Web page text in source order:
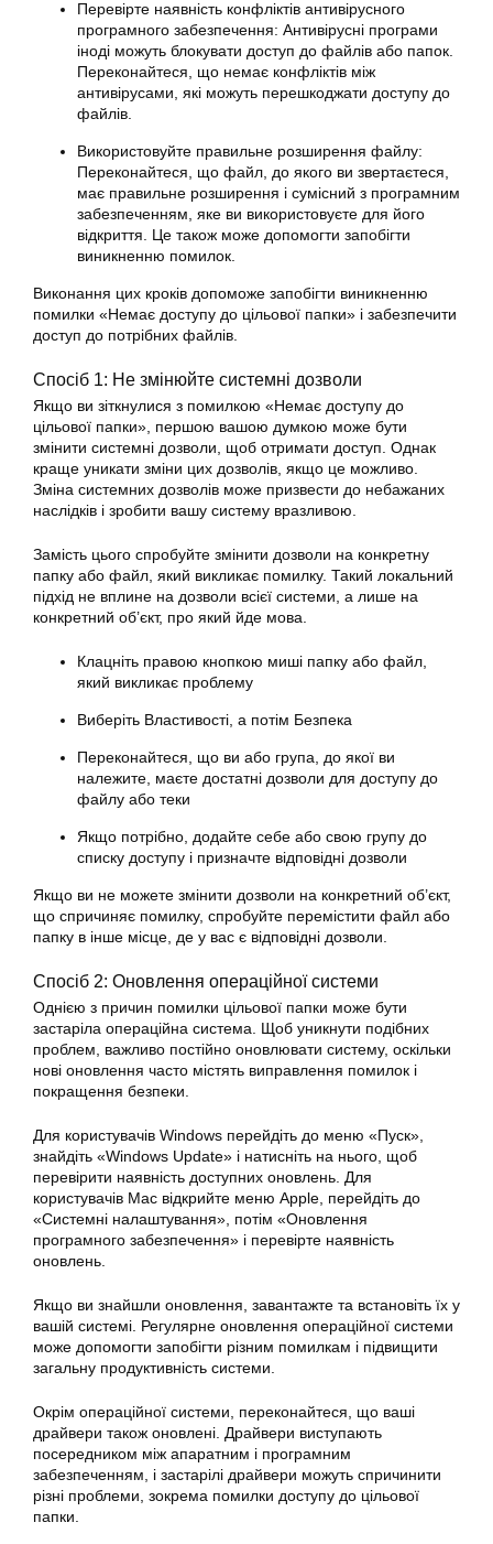
Перевірте наявність конфліктів антивірусного
програмного забезпечення: Антивірусні програми
іноді можуть блокувати доступ до файлів або папок.
Переконайтеся, що немає конфліктів між
антивірусами, які можуть перешкоджати доступу до
файлів.
Використовуйте правильне розширення файлу:
Переконайтеся, що файл, до якого ви звертаєтеся,
має правильне розширення і сумісний з програмним
забезпеченням, яке ви використовуєте для його
відкриття. Це також може допомогти запобігти
виникненню помилок.
Виконання цих кроків допоможе запобігти виникненню
помилки «Немає доступу до цільової папки» і забезпечити
доступ до потрібних файлів.
Спосіб 1: Не змінюйте системні дозволи
Якщо ви зіткнулися з помилкою «Немає доступу до
цільової папки», першою вашою думкою може бути
змінити системні дозволи, щоб отримати доступ. Однак
краще уникати зміни цих дозволів, якщо це можливо.
Зміна системних дозволів може призвести до небажаних
наслідків і зробити вашу систему вразливою.
Замість цього спробуйте змінити дозволи на конкретну
папку або файл, який викликає помилку. Такий локальний
підхід не вплине на дозволи всієї системи, а лише на
конкретний об’єкт, про який йде мова.
Клацніть правою кнопкою миші папку або файл,
який викликає проблему
Виберіть Властивості, а потім Безпека
Переконайтеся, що ви або група, до якої ви
належите, маєте достатні дозволи для доступу до
файлу або теки
Якщо потрібно, додайте себе або свою групу до
списку доступу і призначте відповідні дозволи
Якщо ви не можете змінити дозволи на конкретний об’єкт,
що спричиняє помилку, спробуйте перемістити файл або
папку в інше місце, де у вас є відповідні дозволи.
Спосіб 2: Оновлення операційної системи
Однією з причин помилки цільової папки може бути
застаріла операційна система. Щоб уникнути подібних
проблем, важливо постійно оновлювати систему, оскільки
нові оновлення часто містять виправлення помилок і
покращення безпеки.
Для користувачів Windows перейдіть до меню «Пуск»,
знайдіть «Windows Update» і натисніть на нього, щоб
перевірити наявність доступних оновлень. Для
користувачів Mac відкрийте меню Apple, перейдіть до
«Системні налаштування», потім «Оновлення
програмного забезпечення» і перевірте наявність
оновлень.
Якщо ви знайшли оновлення, завантажте та встановіть їх у
вашій системі. Регулярне оновлення операційної системи
може допомогти запобігти різним помилкам і підвищити
загальну продуктивність системи.
Окрім операційної системи, переконайтеся, що ваші
драйвери також оновлені. Драйвери виступають
посередником між апаратним і програмним
забезпеченням, і застарілі драйвери можуть спричинити
різні проблеми, зокрема помилки доступу до цільової
папки.